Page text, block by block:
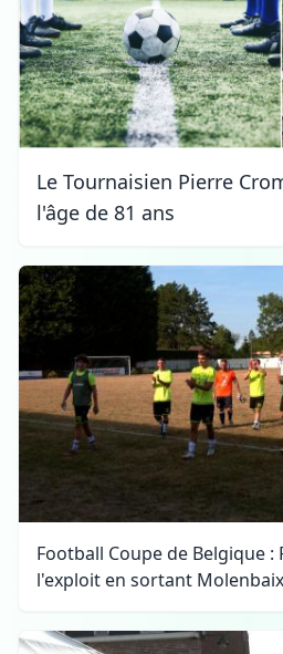
Le Tournaisien Pierre
l'âge de 81 ans
Football Coupe de Belgique :
l'exploit en sortant